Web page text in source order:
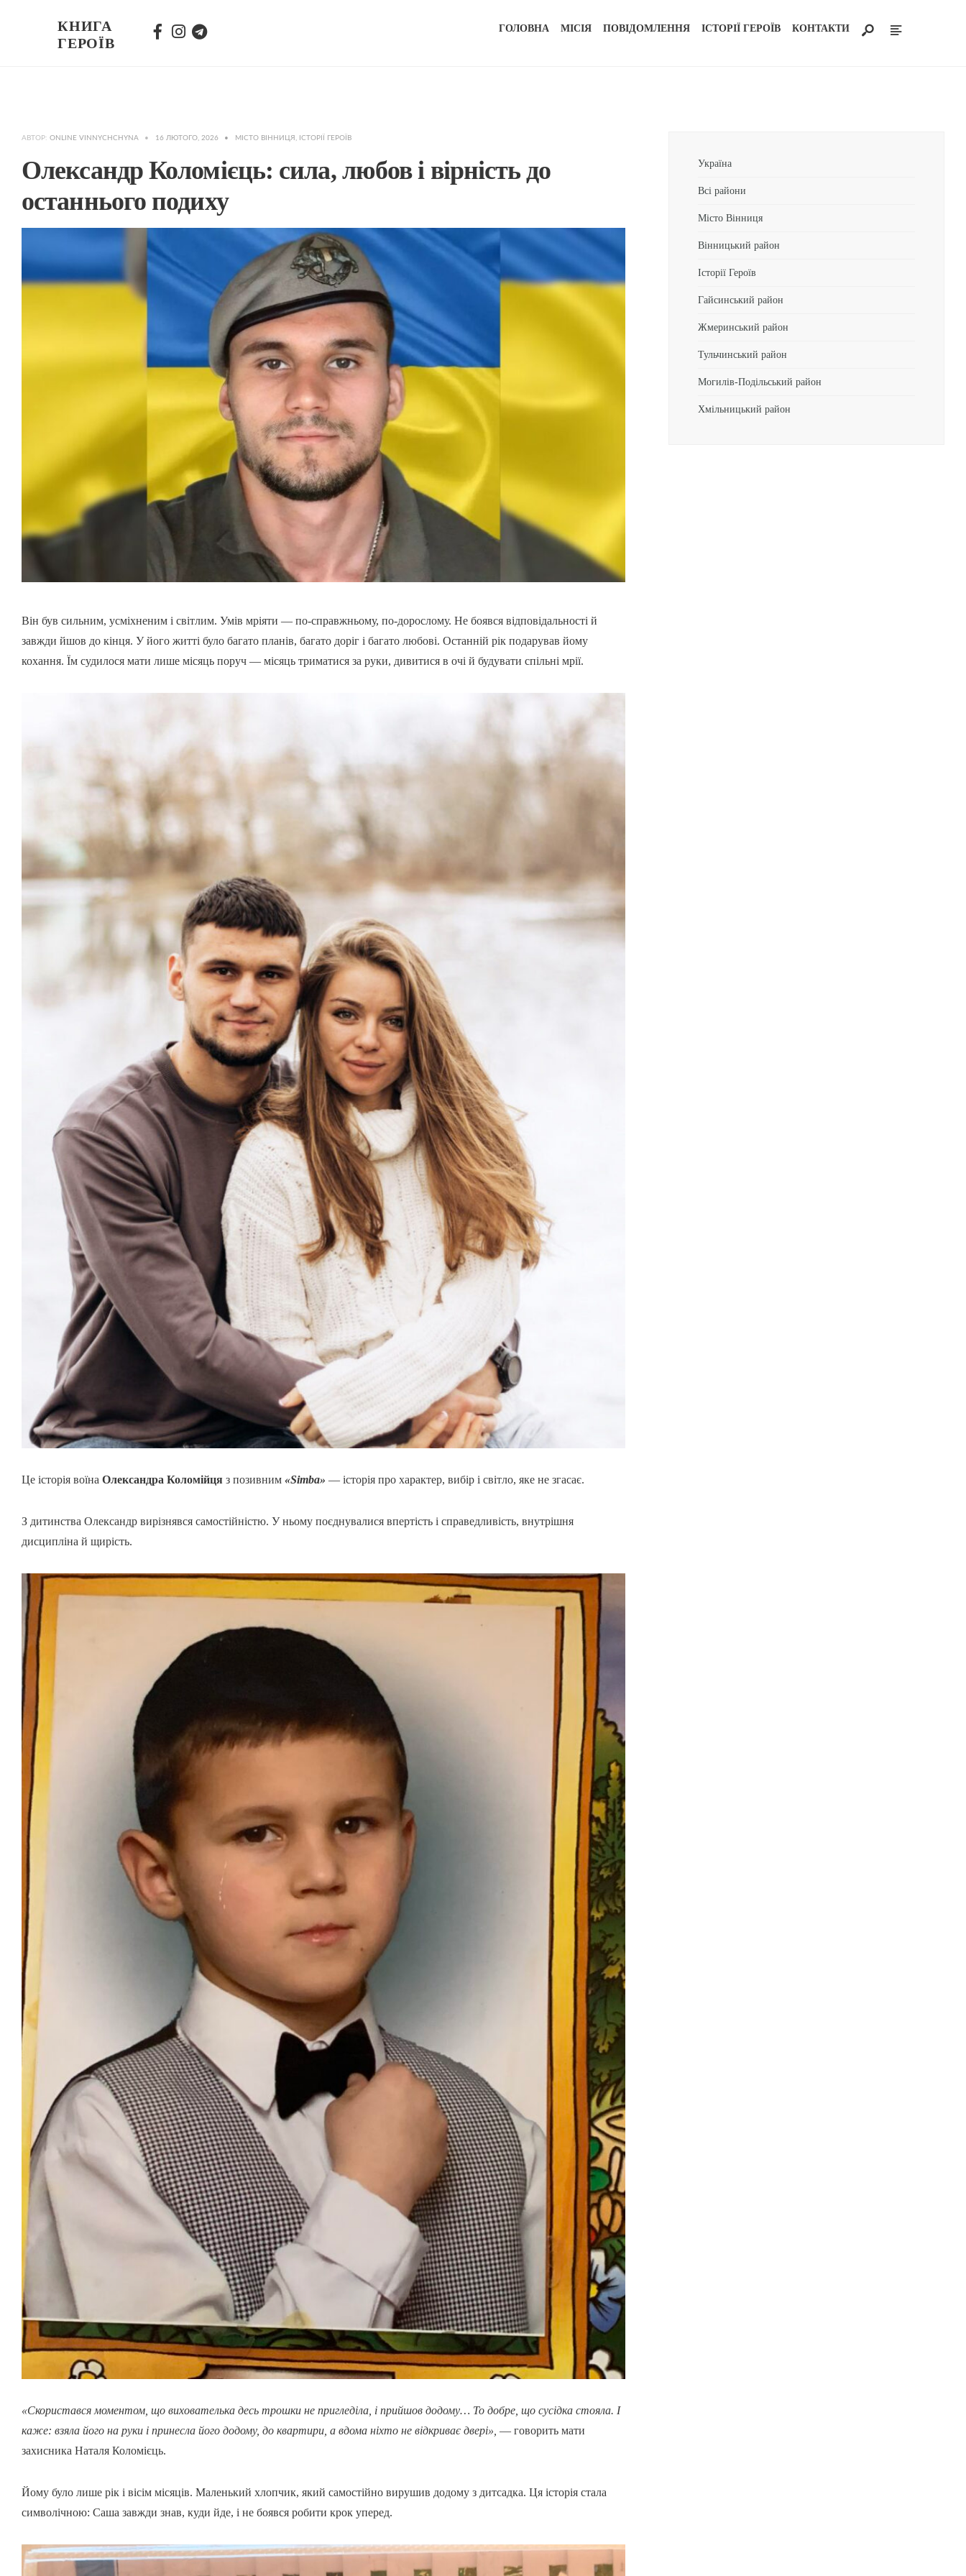
КНИГА
ГЕРОЇВ
ГОЛОВНА МІСІЯ ПОВІДОМЛЕННЯ ІСТОРІЇ ГЕРОЇВ КОНТАКТИ
АВТОР: ONLINE VINNYCHCHYNA • 16 ЛЮТОГО, 2026 • МІСТО ВІННИЦЯ , ІСТОРІЇ ГЕРОЇВ
Олександр Коломієць: сила, любов і вірність до
останнього подиху
Він був сильним, усміхненим і світлим. Умів мріяти — по-справжньому, по-дорослому. Не боявся відповідальності й
завжди йшов до кінця. У його житті було багато планів, багато доріг і багато любові. Останній рік подарував йому
кохання. Їм судилося мати лише місяць поруч — місяць триматися за руки, дивитися в очі й будувати спільні мрії.
Це історія воїна Олександра Коломійця з позивним «Simba» — історія про характер, вибір і світло, яке не згасає.
З дитинства Олександр вирізнявся самостійністю. У ньому поєднувалися впертість і справедливість, внутрішня
дисципліна й щирість.
«Скористався моментом, що вихователька десь трошки не пригледіла, і прийшов додому… То добре, що сусідка стояла. І
каже: взяла його на руки і принесла його додому, до квартири, а вдома ніхто не відкриває двері», — говорить мати
захисника Наталя Коломієць.
Йому було лише рік і вісім місяців. Маленький хлопчик, який самостійно вирушив додому з дитсадка. Ця історія стала
символічною: Саша завжди знав, куди йде, і не боявся робити крок уперед.
Україна
Всі райони
Місто Вінниця
Вінницький район
Історії Героїв
Гайсинський район
Жмеринський район
Тульчинський район
Могилів-Подільський район
Хмільницький район